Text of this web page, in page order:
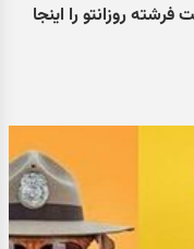
مثبت فرشته روزانتو را اینجا